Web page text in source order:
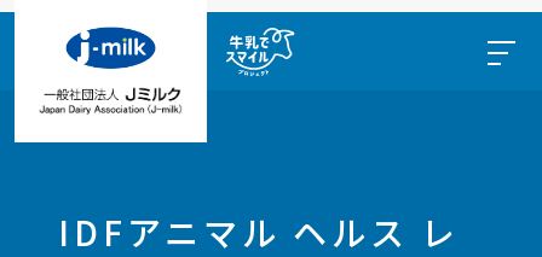
IDFアニマル ヘルス レ